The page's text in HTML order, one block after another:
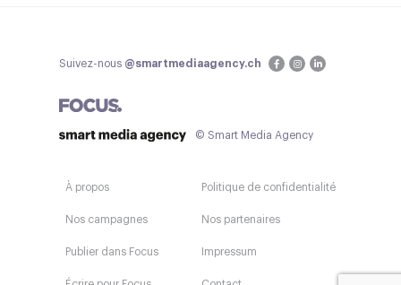
Suivez-nous @smartmediaagency.ch
© Smart Media Agency
À propos
Nos campagnes
Publier dans Focus
Politique de confidentialité
Nos partenaires
Impressum